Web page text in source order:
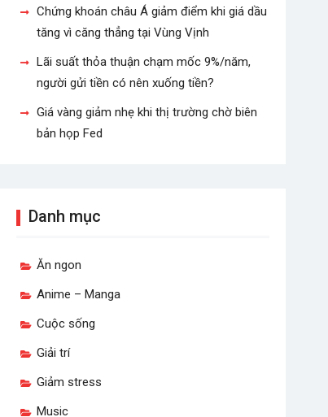
Chứng khoán châu Á giảm điểm khi giá dầu
tăng vì căng thẳng tại Vùng Vịnh
Lãi suất thỏa thuận chạm mốc 9%/năm,
người gửi tiền có nên xuống tiền?
Giá vàng giảm nhẹ khi thị trường chờ biên
bản họp Fed
Danh mục
Ăn ngon
Anime – Manga
Cuộc sống
Giải trí
Giảm stress
Music